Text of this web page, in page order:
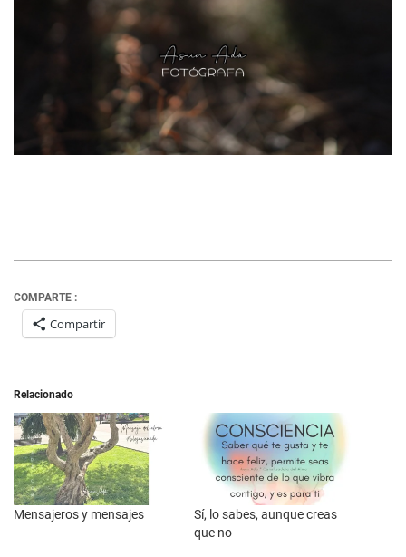
COMPARTE :
Compartir
Relacionado
Mensajeros y mensajes
Sí, lo sabes, aunque creas
que no